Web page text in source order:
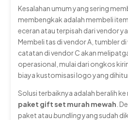
Kesalahan umum yang sering
membengkak adalah membeli item
eceran atau terpisah dari vendor
Membeli tas di vendor A, tumbler
catatan di vendor C akan
operasional, mulai dari ongkos
biaya kustomisasi logo yang
Solusi terbaiknya adalah beralih
paket gift set murah mewah .
paket atau bundlingyang sudah